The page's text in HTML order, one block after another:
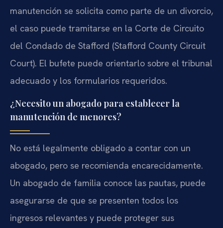
manutención se solicita como parte de un divorcio,
el caso puede tramitarse en la Corte de Circuito
del Condado de Stafford (Stafford County Circuit
Court). El bufete puede orientarlo sobre el tribunal
adecuado y los formularios requeridos.
¿Necesito un abogado para establecer la
manutención de menores?
No está legalmente obligado a contar con un
abogado, pero se recomienda encarecidamente.
Un abogado de familia conoce las pautas, puede
asegurarse de que se presenten todos los
ingresos relevantes y puede proteger sus